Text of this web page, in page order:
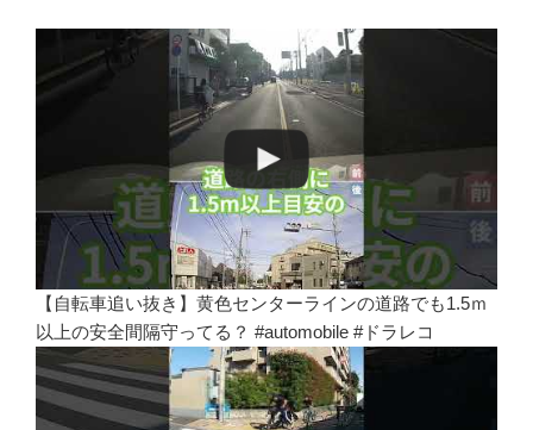
【自転車追い抜き】黄色センターラインの道路でも1.5ｍ
以上の安全間隔守ってる？ #automobile #ドラレコ